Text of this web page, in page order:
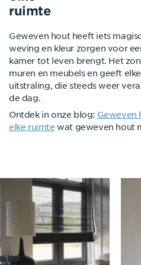
ruimte
Geweven hout heeft iets
weving en kleur zorgen voor
kamer tot leven brengt. Het
muren en meubels en geeft
uitstraling, die steeds weer
de dag.
Ontdek in onze blog: Geweven
elke ruimte wat geweven hout